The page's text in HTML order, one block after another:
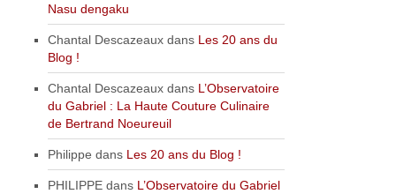
Nasu dengaku
Chantal Descazeaux dans Les 20 ans du
Blog !
Chantal Descazeaux dans L’Observatoire
du Gabriel : La Haute Couture Culinaire
de Bertrand Noeureuil
Philippe dans Les 20 ans du Blog !
PHILIPPE dans L’Observatoire du Gabriel